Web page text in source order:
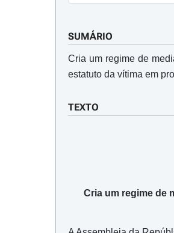
SUMÁRIO
Cria um regime de
estatuto da vítima em
TEXTO
Cria um regime de